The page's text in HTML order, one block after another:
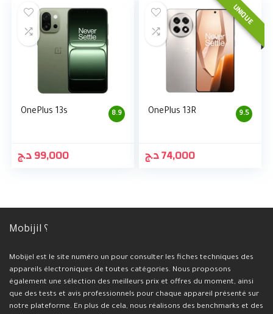
8.9
OnePlus 13s
99,000د.ج
UNIQUE
9.5
OnePlus 13R
74,000د.ج
Mobijil ؟
Mobijel est le site numéro un pour consulter les fiches techniques des
appareils électroniques de toutes catégories. Nous proposons
également une sélection des meilleurs prix et offres du moment, ainsi
que des tests et avis professionnels pour chaque appareil présenté sur
notre plateforme. En plus de cela, nous réalisons des benchmarks et des